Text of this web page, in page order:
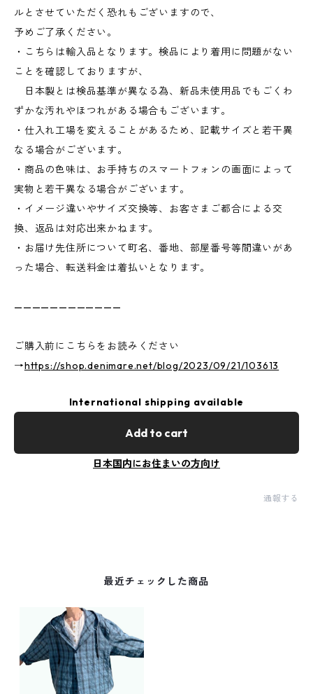
ルとさせていただく恐れもございますので、
予めご了承ください。
・こちらは輸入品となります。検品により着用に問題がない
ことを確認しておりますが、
日本製とは検品基準が異なる為、新品未使用品でもごくわ
ずかな汚れやほつれがある場合もございます。
・仕入れ工場を変えることがあるため、記載サイズと若干異
なる場合がございます。
・商品の色味は、お手持ちのスマートフォンの画面によって
実物と若干異なる場合がございます。
・イメージ違いやサイズ交換等、お客さまご都合による交
換、返品は対応出来かねます。
・お届け先住所について町名、番地、部屋番号等間違いがあ
った場合、転送料金は着払いとなります。
————————————
ご購入前にこちらをお読みください
→https://shop.denimare.net/blog/2023/09/21/103613
International shipping available
Add to cart
日本国内にお住まいの方向け
通報する
最近チェックした商品